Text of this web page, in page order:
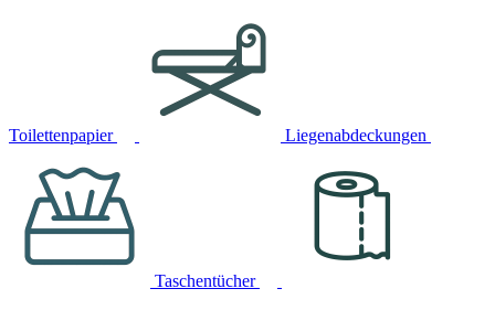
Toilettenpapier Liegenabdeckungen
Taschentücher